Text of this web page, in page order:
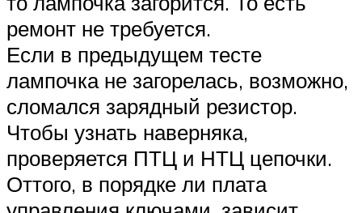
ремонт не требуется.
Если в предыдущем тесте
лампочка не загорелась, возможно,
сломался зарядный резистор.
Чтобы узнать наверняка,
проверяется ПТЦ и НТЦ цепочки.
Оттого, в порядке ли плата